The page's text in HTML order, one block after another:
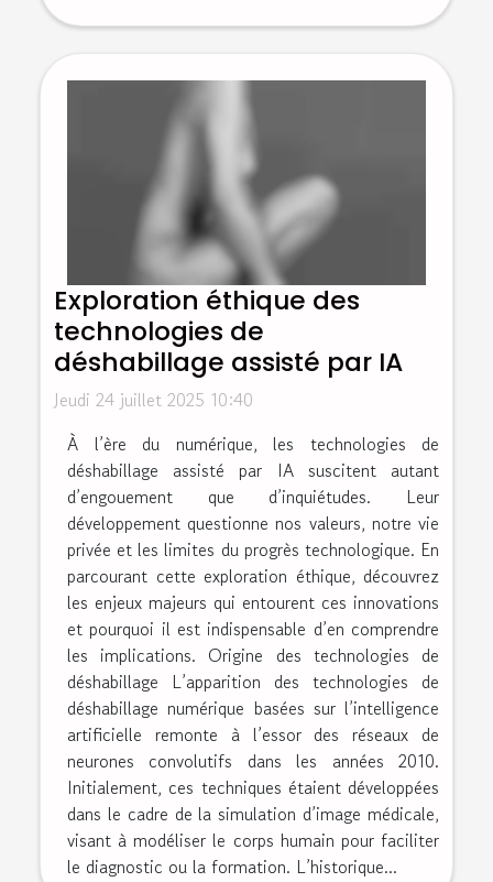
Exploration éthique des
technologies de
déshabillage assisté par IA
Jeudi 24 juillet 2025 10:40
À l’ère du numérique, les technologies de
déshabillage assisté par IA suscitent autant
d’engouement que d’inquiétudes. Leur
développement questionne nos valeurs, notre vie
privée et les limites du progrès technologique. En
parcourant cette exploration éthique, découvrez
les enjeux majeurs qui entourent ces innovations
et pourquoi il est indispensable d’en comprendre
les implications. Origine des technologies de
déshabillage L’apparition des technologies de
déshabillage numérique basées sur l’intelligence
artificielle remonte à l’essor des réseaux de
neurones convolutifs dans les années 2010.
Initialement, ces techniques étaient développées
dans le cadre de la simulation d’image médicale,
visant à modéliser le corps humain pour faciliter
le diagnostic ou la formation. L’historique...